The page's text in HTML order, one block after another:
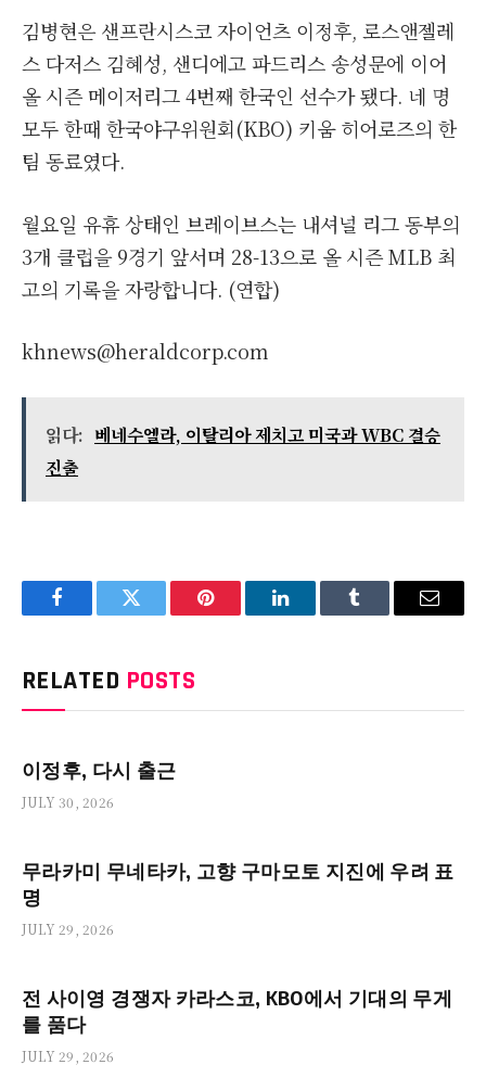
김병현은 샌프란시스코 자이언츠 이정후, 로스앤젤레
스 다저스 김혜성, 샌디에고 파드리스 송성문에 이어
올 시즌 메이저리그 4번째 한국인 선수가 됐다. 네 명
모두 한때 한국야구위원회(KBO) 키움 히어로즈의 한
팀 동료였다.
월요일 유휴 상태인 브레이브스는 내셔널 리그 동부의
3개 클럽을 9경기 앞서며 28-13으로 올 시즌 MLB 최
고의 기록을 자랑합니다. (연합)
khnews@heraldcorp.com
읽다: 베네수엘라, 이탈리아 제치고 미국과 WBC 결승
진출
FacebookTwitter Pinterest LinkedInTumblr Email
RELATED POSTS
이정후, 다시 출근
JULY 30, 2026
무라카미 무네타카, 고향 구마모토 지진에 우려 표
명
JULY 29, 2026
전 사이영 경쟁자 카라스코, KBO에서 기대의 무게
를 품다
JULY 29, 2026